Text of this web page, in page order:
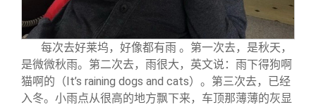
每次去好莱坞，好像都有雨 。第一次去，是秋天，
是微微秋雨。第二次去，雨很大，英文说：雨下得狗啊
猫啊的（It’s raining dogs and cats）。第三次去，已经
入冬。小雨点从很高的地方飘下来，车顶那薄薄的灰显